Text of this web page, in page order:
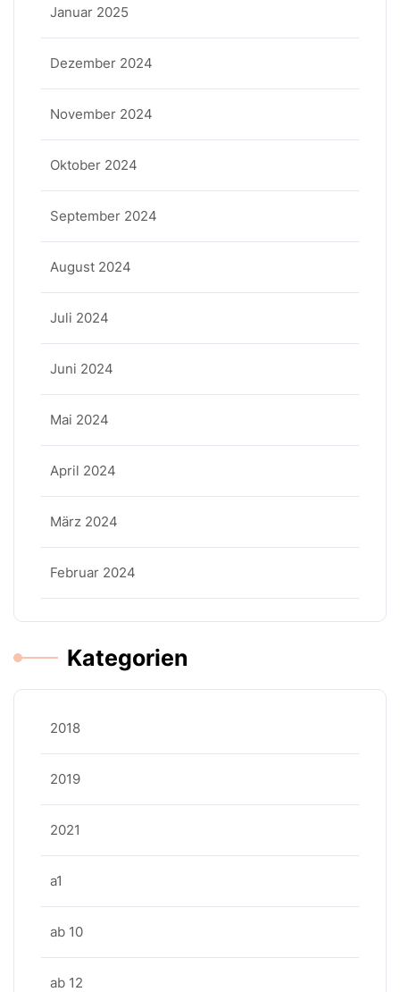
Januar 2025
Dezember 2024
November 2024
Oktober 2024
September 2024
August 2024
Juli 2024
Juni 2024
Mai 2024
April 2024
März 2024
Februar 2024
Kategorien
2018
2019
2021
a1
ab 10
ab 12